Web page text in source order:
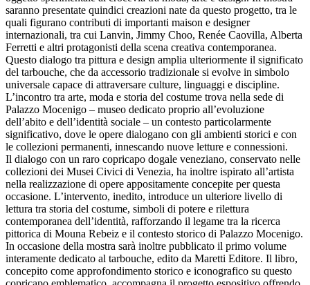
saranno presentate quindici creazioni nate da questo progetto, tra le
quali figurano contributi di importanti maison e designer
internazionali, tra cui Lanvin, Jimmy Choo, Renée Caovilla, Alberta
Ferretti e altri protagonisti della scena creativa contemporanea.
Questo dialogo tra pittura e design amplia ulteriormente il significato
del tarbouche, che da accessorio tradizionale si evolve in simbolo
universale capace di attraversare culture, linguaggi e discipline.
L’incontro tra arte, moda e storia del costume trova nella sede di
Palazzo Mocenigo – museo dedicato proprio all’evoluzione
dell’abito e dell’identità sociale – un contesto particolarmente
significativo, dove le opere dialogano con gli ambienti storici e con
le collezioni permanenti, innescando nuove letture e connessioni.
Il dialogo con un raro copricapo dogale veneziano, conservato nelle
collezioni dei Musei Civici di Venezia, ha inoltre ispirato all’artista
nella realizzazione di opere appositamente concepite per questa
occasione. L’intervento, inedito, introduce un ulteriore livello di
lettura tra storia del costume, simboli di potere e rilettura
contemporanea dell’identità, rafforzando il legame tra la ricerca
pittorica di Mouna Rebeiz e il contesto storico di Palazzo Mocenigo.
In occasione della mostra sarà inoltre pubblicato il primo volume
interamente dedicato al tarbouche, edito da Maretti Editore. Il libro,
concepito come approfondimento storico e iconografico su questo